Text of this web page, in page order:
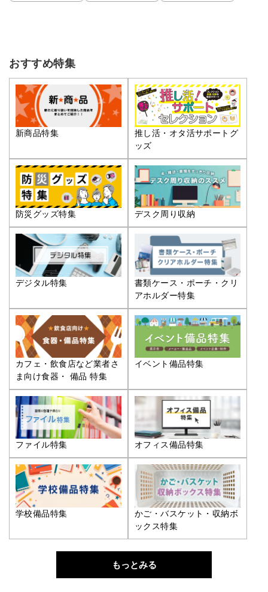
おすすめ特集
新商品特集
推し活・オタ活サポートグ
ッズ
防災グッズ特集 デスク周り収納
デジタル特集
書類ケース・ポーチ・クリ
アホルダー特集
カフェ・飲食店など業者さ
ま向け食器・ 備品 特集
イベント備品特集
ファイル特集 オフィス備品特集
学校備品特集
かご・バスケット・収納ボ
ックス特集
もっとみる